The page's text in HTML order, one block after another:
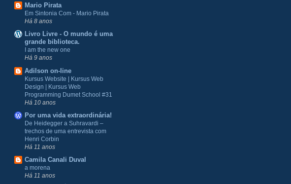
Mario Pirata
Em Sintonia Com - Mario Pirata
Há 8 anos
Livro Livre - O mundo é uma
grande biblioteca.
I am the new one
Há 9 anos
Adilson on-line
Kursus Website | Kursus Web
Design | Kursus Web
Programming Dumet School #31
Há 10 anos
Por uma vida extraordinária!
De Heidegger a Suhravardi –
trechos de uma entrevista com
Henri Corbin
Há 11 anos
Camila Canali Duval
a morena
Há 11 anos